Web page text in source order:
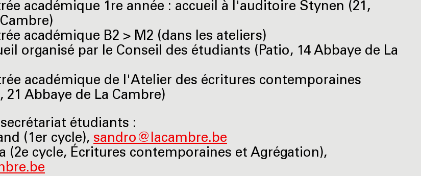
académique 1re année : accueil à l'auditoire Stynen (21,
académique B2 > M2 (dans les ateliers)
organisé par le Conseil des étudiants (Patio, 14 Abbaye de La
académique de l'Atelier des écritures contemporaines
Abbaye de La Cambre)
étudiants :
(1er cycle), sandro@lacambre.be
(2e cycle, Écritures contemporaines et Agrégation),